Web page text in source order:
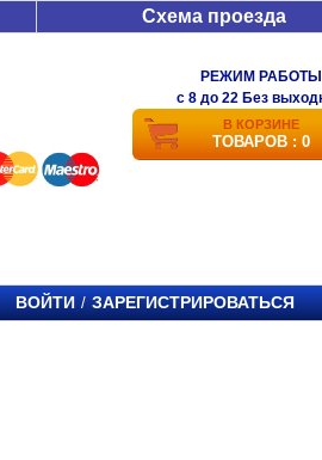
Схема проезда
РЕЖИМ РАБОТЫ
c 8 до 22 Без
В КОРЗИНЕ
ТОВАРОВ : 0
ВОЙТИ / ЗАРЕГИСТРИРОВАТЬСЯ